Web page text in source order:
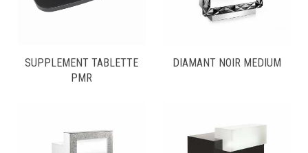
SUPPLEMENT TABLETTE
PMR
DIAMANT NOIR MEDIUM